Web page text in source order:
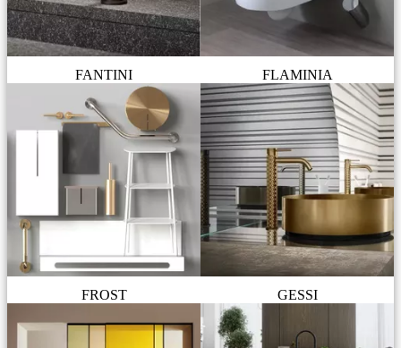
FANTINI FLAMINIA
FROST GESSI